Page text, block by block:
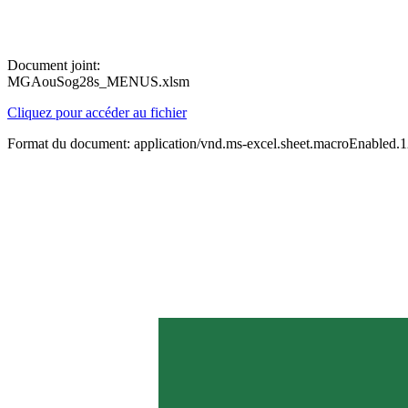
Document joint:
MGAouSog28s_MENUS.xlsm
Cliquez pour accéder au fichier
Format du document: application/vnd.ms-